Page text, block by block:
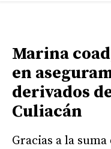
Marina
en
derivados
Culiacán
Gracias a la